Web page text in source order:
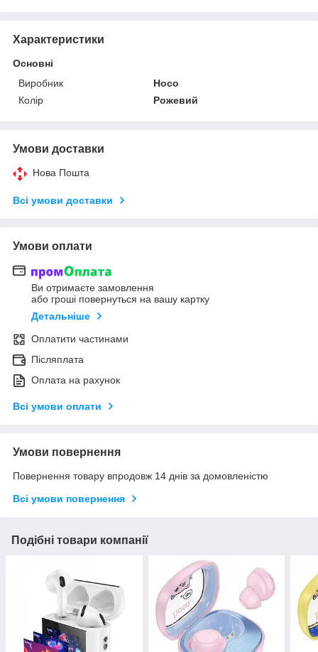
Характеристики
Основні
Виробник
Hoco
Колір
Рожевий
Умови доставки
Нова Пошта
Всі умови доставки
Умови оплати
Ви отримаєте замовлення
або гроші повернуться на вашу картку
Детальніше
Оплатити частинами
Післяплата
Оплата на рахунок
Всі умови оплати
Умови повернення
Повернення товару впродовж 14 днів за домовленістю
Всі умови повернення
Подібні товари компанії